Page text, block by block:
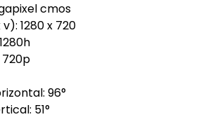
cmos
1280 x 720
720p
96°
51°